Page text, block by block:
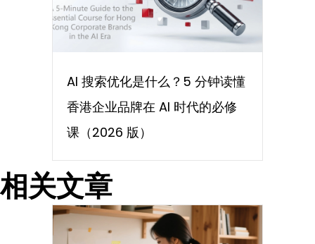
AI 搜索优化是什么？5 分钟读懂
香港企业品牌在 AI 时代的必修
课（2026 版）
相关文章